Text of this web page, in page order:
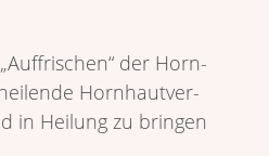
der Horn­
Horn­haut­ver­
in Heilung zu bringen